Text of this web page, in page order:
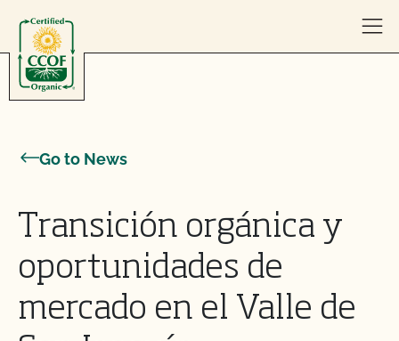
Go to News
Transición orgánica y
oportunidades de
mercado en el Valle de